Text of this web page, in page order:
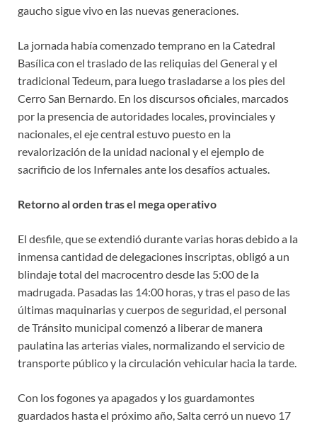
gaucho sigue vivo en las nuevas generaciones.
La jornada había comenzado temprano en la Catedral
Basílica con el traslado de las reliquias del General y el
tradicional Tedeum, para luego trasladarse a los pies del
Cerro San Bernardo. En los discursos oficiales, marcados
por la presencia de autoridades locales, provinciales y
nacionales, el eje central estuvo puesto en la
revalorización de la unidad nacional y el ejemplo de
sacrificio de los Infernales ante los desafíos actuales.
Retorno al orden tras el mega operativo
El desfile, que se extendió durante varias horas debido a la
inmensa cantidad de delegaciones inscriptas, obligó a un
blindaje total del macrocentro desde las 5:00 de la
madrugada. Pasadas las 14:00 horas, y tras el paso de las
últimas maquinarias y cuerpos de seguridad, el personal
de Tránsito municipal comenzó a liberar de manera
paulatina las arterias viales, normalizando el servicio de
transporte público y la circulación vehicular hacia la tarde.
Con los fogones ya apagados y los guardamontes
guardados hasta el próximo año, Salta cerró un nuevo 17